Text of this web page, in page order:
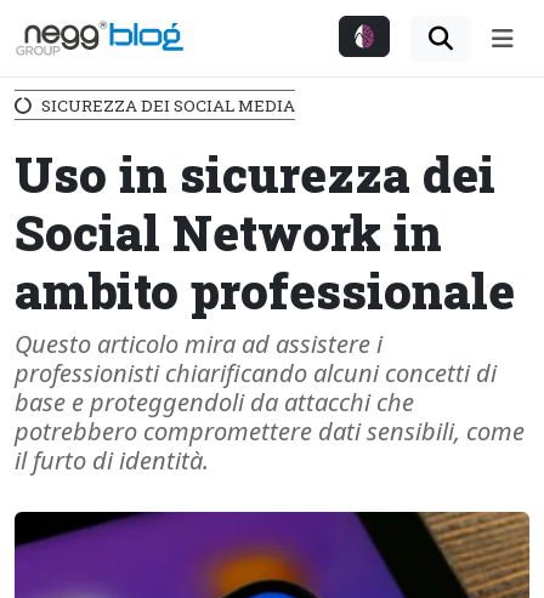
SICUREZZA DEI SOCIAL MEDIA
Uso in sicurezza dei
Social Network in
ambito professionale
Questo articolo mira ad assistere i
professionisti chiarificando alcuni concetti di
base e proteggendoli da attacchi che
potrebbero compromettere dati sensibili, come
il furto di identità.